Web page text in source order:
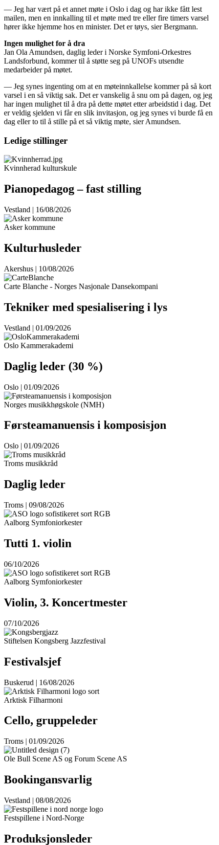
— Jeg har vært på et annet møte i Oslo i dag og har ikke fått lest
mailen, men en innkalling til et møte med tre eller fire timers varsel
hører ikke hjemme hos en minister. Det er tøys, sier Bergmann.
Ingen mulighet for å dra
Jan Ola Amundsen, daglig leder i Norske Symfoni-Orkestres
Landsforbund, kommer til å støtte seg på UNOFs utsendte
medarbeider på møtet.
— Jeg synes ingenting om at en møteinnkallelse kommer på så kort
varsel i en så viktig sak. Det er vanskelig å snu om på dagen, og jeg
har ingen mulighet til å dra på dette møtet etter arbeidstid i dag. Det
er veldig sjelden vi får en slik invitasjon, og jeg synes vi burde få en
dag eller to til å stille på et så viktig møte, sier Amundsen.
Ledige stillinger
Kvinnherad kulturskule
Pianopedagog – fast stilling
Vestland | 16/08/2026
Asker kommune
Kulturhusleder
Akershus | 10/08/2026
Carte Blanche - Norges Nasjonale Dansekompani
Tekniker med spesialisering i lys
Vestland | 01/09/2026
Oslo Kammerakademi
Daglig leder (30 %)
Oslo | 01/09/2026
Norges musikkhøgskole (NMH)
Førsteamanuensis i komposisjon
Oslo | 01/09/2026
Troms musikkråd
Daglig leder
Troms | 09/08/2026
Aalborg Symfoniorkester
Tutti 1. violin
06/10/2026
Aalborg Symfoniorkester
Violin, 3. Koncertmester
07/10/2026
Stiftelsen Kongsberg Jazzfestival
Festivalsjef
Buskerud | 16/08/2026
Arktisk Filharmoni
Cello, gruppeleder
Troms | 01/09/2026
Ole Bull Scene AS og Forum Scene AS
Bookingansvarlig
Vestland | 08/08/2026
Festspillene i Nord-Norge
Produksjonsleder